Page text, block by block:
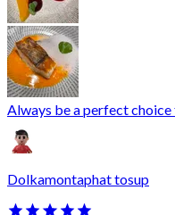
Always be a perfect
Dolkamontaphat tosup